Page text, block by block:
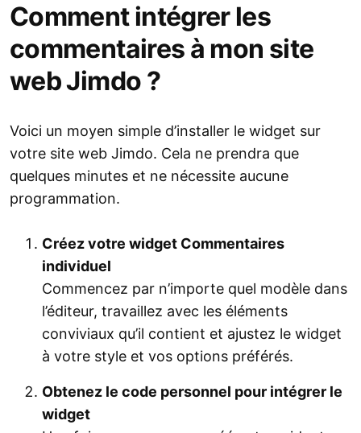
Comment intégrer les
commentaires à mon site
web Jimdo ?
Voici un moyen simple d’installer le widget sur
votre site web Jimdo. Cela ne prendra que
quelques minutes et ne nécessite aucune
programmation.
Créez votre widget Commentaires
individuel
Commencez par n’importe quel modèle dans
l’éditeur, travaillez avec les éléments
conviviaux qu’il contient et ajustez le widget
à votre style et vos options préférés.
Obtenez le code personnel pour intégrer le
widget